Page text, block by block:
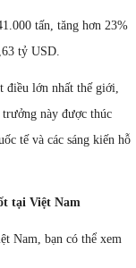
tấn, tăng hơn 23%
tỷ USD.
điều lớn nhất thế giới,
này được thúc
tế và các sáng kiến hỗ
tại Việt Nam
Nam, bạn có thể xem